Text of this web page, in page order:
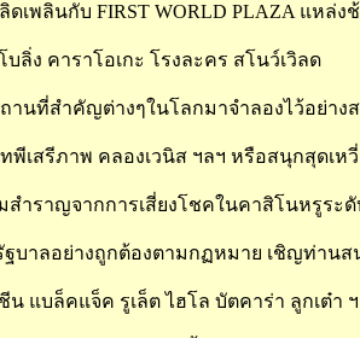
ดเพลินกับ FIRST WORLD PLAZA แหล่ง
ลิ่ง คาราโอเกะ โรงละคร สโนว์เวิลด
ถานที่สำคัญต่างๆในโลกมาจำลองไว้อย่าง
พีเสรีภาพ คลองเวนิส ฯลฯ หรือสนุกสุดเห
สำราญจากการเสี่ยงโชคในคาสิโนหรูระ
บาลอย่างถูกต้องตามกฏหมาย เชิญท่านส
แบล็คแจ็ค รูเล็ต ไฮโล บัตคาร่า ลูกเต๋า